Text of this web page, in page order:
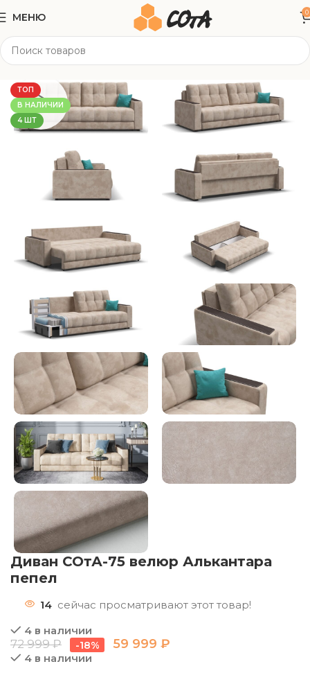
МЕНЮ 0
Мягкая мебель
ТОП
В НАЛИЧИИ
4 ШТ
Диван СОтА-75 велюр Алькантара
пепел
14 сейчас просматривают этот товар!
4 в наличии
72 999₽ -18% 59 999₽
4 в наличии